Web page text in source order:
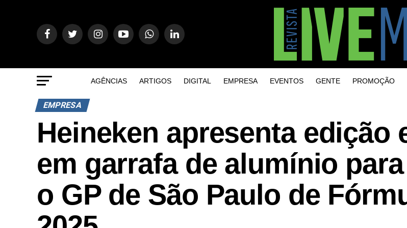
AGÊNCIAS ARTIGOS DIGITAL EMPRESA EVENTOS GENTE PROMOÇÃO
EMPRESA
Heineken apresenta edição
em garrafa de alumínio
o GP de São Paulo de